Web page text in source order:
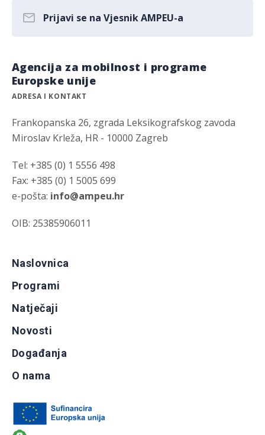
Prijavi se na Vjesnik AMPEU-a
Agencija za mobilnost i programe
Europske unije
ADRESA I KONTAKT
Frankopanska 26, zgrada Leksikografskog zavoda
Miroslav Krleža, HR - 10000 Zagreb
Tel: +385 (0) 1 5556 498
Fax: +385 (0) 1 5005 699
e-pošta: info@ampeu.hr
OIB: 25385906011
Naslovnica
Programi
Natječaji
Novosti
Događanja
O nama